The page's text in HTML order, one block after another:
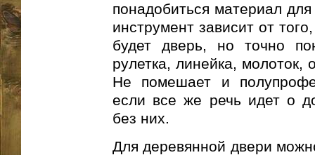
понадобиться материал
инструмент зависит от
будет дверь, но точно
рулетка, линейка, молоток,
Не помешает и
если все же речь идет о
без них.
Для деревянной двери